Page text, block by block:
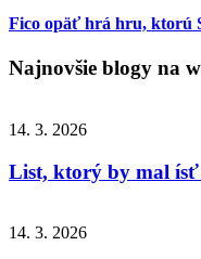
Fico opäť hrá hru, ktorú
Najnovšie blogy na
14. 3. 2026
List, ktorý by mal
14. 3. 2026